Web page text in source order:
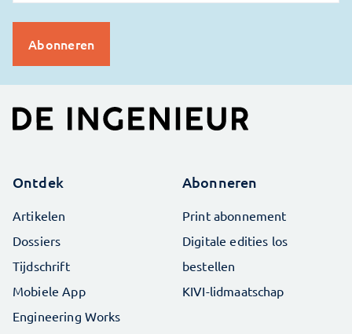
Ontdek
Artikelen
Dossiers
Tijdschrift
Mobiele App
Engineering Works
Abonneren
Print abonnement
Digitale edities los
bestellen
KIVI-lidmaatschap